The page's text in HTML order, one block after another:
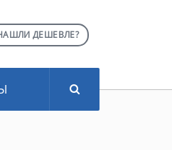
ДЕШЕВЛЕ?